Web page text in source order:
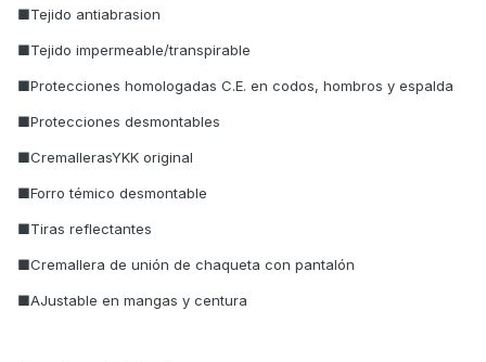
■Tejido antiabrasion
■Tejido impermeable/transpirable
■Protecciones homologadas C.E. en codos, hombros y espalda
■Protecciones desmontables
■CremallerasYKK original
■Forro témico desmontable
■Tiras reflectantes
■Cremallera de unión de chaqueta con pantalón
■AJustable en mangas y centura